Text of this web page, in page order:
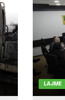
LAJME